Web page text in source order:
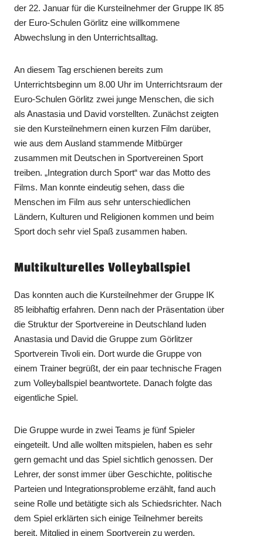
der 22. Januar für die Kursteilnehmer der Gruppe IK 85
der Euro-Schulen Görlitz eine willkommene
Abwechslung in den Unterrichtsalltag.
An diesem Tag erschienen bereits zum
Unterrichtsbeginn um 8.00 Uhr im Unterrichtsraum der
Euro-Schulen Görlitz zwei junge Menschen, die sich
als Anastasia und David vorstellten. Zunächst zeigten
sie den Kursteilnehmern einen kurzen Film darüber,
wie aus dem Ausland stammende Mitbürger
zusammen mit Deutschen in Sportvereinen Sport
treiben. „Integration durch Sport“ war das Motto des
Films. Man konnte eindeutig sehen, dass die
Menschen im Film aus sehr unterschiedlichen
Ländern, Kulturen und Religionen kommen und beim
Sport doch sehr viel Spaß zusammen haben.
Multikulturelles Volleyballspiel
Das konnten auch die Kursteilnehmer der Gruppe IK
85 leibhaftig erfahren. Denn nach der Präsentation über
die Struktur der Sportvereine in Deutschland luden
Anastasia und David die Gruppe zum Görlitzer
Sportverein Tivoli ein. Dort wurde die Gruppe von
einem Trainer begrüßt, der ein paar technische Fragen
zum Volleyballspiel beantwortete. Danach folgte das
eigentliche Spiel.
Die Gruppe wurde in zwei Teams je fünf Spieler
eingeteilt. Und alle wollten mitspielen, haben es sehr
gern gemacht und das Spiel sichtlich genossen. Der
Lehrer, der sonst immer über Geschichte, politische
Parteien und Integrationsprobleme erzählt, fand auch
seine Rolle und betätigte sich als Schiedsrichter. Nach
dem Spiel erklärten sich einige Teilnehmer bereits
bereit, Mitglied in einem Sportverein zu werden.